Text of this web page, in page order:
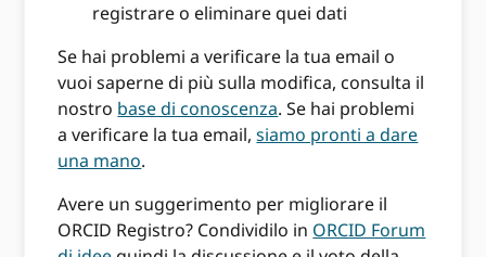
registrare o eliminare quei dati
Se hai problemi a verificare la tua email o
vuoi saperne di più sulla modifica, consulta il
nostro base di conoscenza. Se hai problemi
a verificare la tua email,siamo pronti a dare
una mano.
Avere un suggerimento per migliorare il
ORCID Registro? Condividilo in ORCID Forum